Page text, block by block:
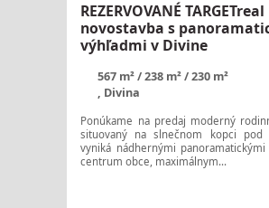
REZERVOVANÉ
novostavba s
výhľadmi v Divine
567 m² 238 m²
230 m²
, Divina
Ponúkame na predaj moderný
situovaný na slnečnom kopci pod
vyniká nádhernými
centrum obce, maximálnym...